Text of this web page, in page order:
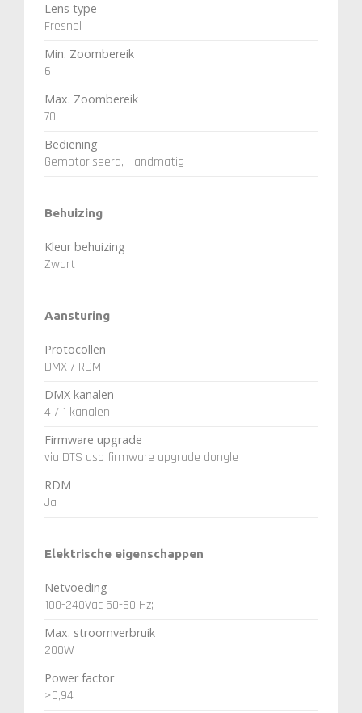
Lens type
Fresnel
Min. Zoombereik
6
Max. Zoombereik
70
Bediening
Gemotoriseerd, Handmatig
Behuizing
Kleur behuizing
Zwart
Aansturing
Protocollen
DMX / RDM
DMX kanalen
4 / 1 kanalen
Firmware upgrade
via DTS usb firmware upgrade dongle
RDM
Ja
Elektrische eigenschappen
Netvoeding
100-240Vac 50-60 Hz;
Max. stroomverbruik
200W
Power factor
>0,94